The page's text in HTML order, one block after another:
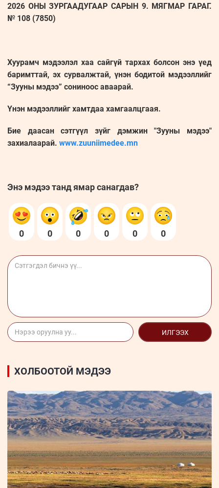
2026 ОНЫ ЗУРГААДУГААР САРЫН 9. МЯГМАР ГАРАГ.
№ 108 (7850)
Хуурамч мэдээлэл хаа сайгүй тархах болсон энэ үед
баримттай, эх сурвалжтай, үнэн бодитой мэдээллийг
“Зууны мэдээ” сониноос аваарай.
Үнэн мэдээллийг хамтдаа хамгаалцгаая.
Бие даасан сэтгүүл зүйг дэмжин "Зууны мэдээ"
захиалаарай. www.zuuniimedee.mn
Энэ мэдээ танд ямар санагдав?
0 0 0 0 0 0
ИЛГЭЭХ
ХОЛБООТОЙ МЭДЭЭ